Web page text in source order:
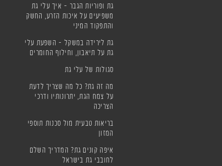
גת ופוריות הגבר – איך עלי גת
משפיעים על איכות הזרע, החשק
והתפקוד המיני
גת לירידה במשקל – השפעת עלי
גת על תיאבון, וחילוף החומרים
סגולות של עלי גת
מה זה גת? כל מה שצריך לדעת
על צמח הגת, יתרונותיו ודרכי
הצריכה
בריאות טבעית מול סכנות תוספי
המזון
איפה קונים גת? המדריך השלם
לחובבי גת בישראל